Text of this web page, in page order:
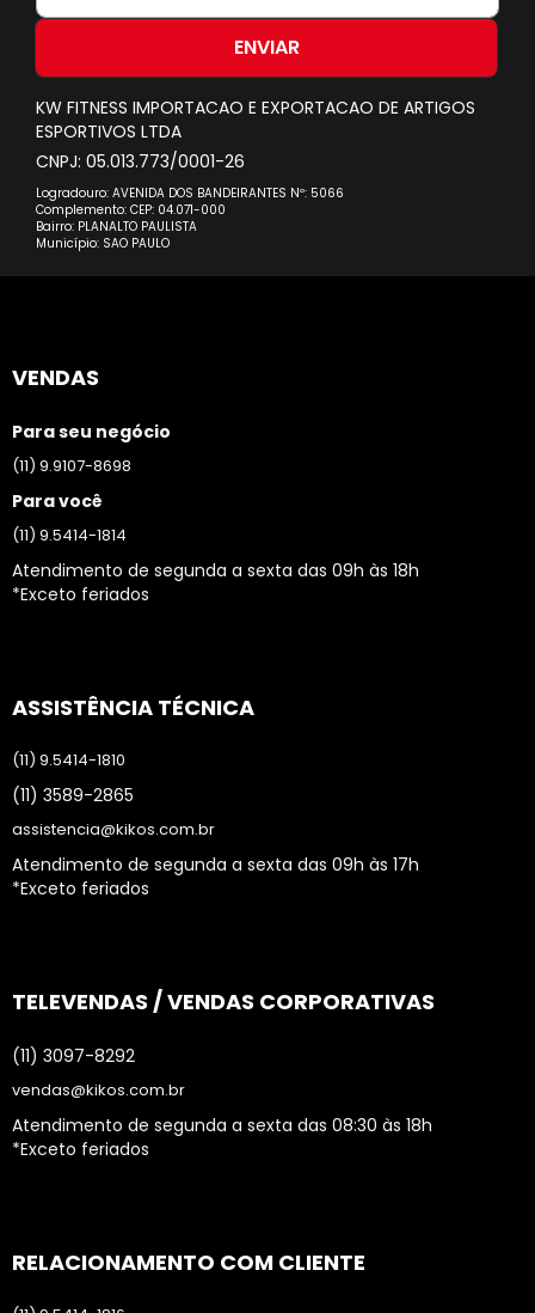
na
Newsletter:
ENVIAR
KW FITNESS IMPORTACAO E EXPORTACAO DE ARTIGOS
ESPORTIVOS LTDA
CNPJ: 05.013.773/0001-26
Logradouro: AVENIDA DOS BANDEIRANTES Nº: 5066
Complemento: CEP: 04.071-000
Bairro: PLANALTO PAULISTA
Município: SAO PAULO
VENDAS
Para seu negócio
(11) 9.9107-8698
Para você
(11) 9.5414-1814
Atendimento de segunda a sexta das 09h às 18h
*Exceto feriados
ASSISTÊNCIA TÉCNICA
(11) 9.5414-1810
(11) 3589-2865
assistencia@kikos.com.br
Atendimento de segunda a sexta das 09h às 17h
*Exceto feriados
TELEVENDAS / VENDAS CORPORATIVAS
(11) 3097-8292
vendas@kikos.com.br
Atendimento de segunda a sexta das 08:30 às 18h
*Exceto feriados
RELACIONAMENTO COM CLIENTE